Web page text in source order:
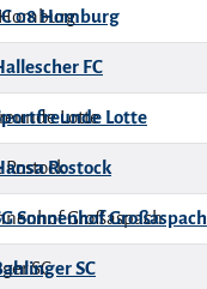
08 Homburg
FC
Lotte
Rostock
Sonnenhof Großaspach
SC